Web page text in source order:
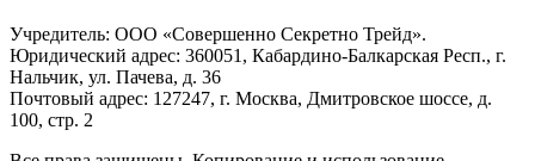
Учредитель: ООО «Совершенно Секретно Трейд».
Юридический адрес: 360051, Кабардино-Балкарская Респ., г.
Нальчик, ул. Пачева, д. 36
Почтовый адрес: 127247, г. Москва, Дмитровское шоссе, д.
100, стр. 2